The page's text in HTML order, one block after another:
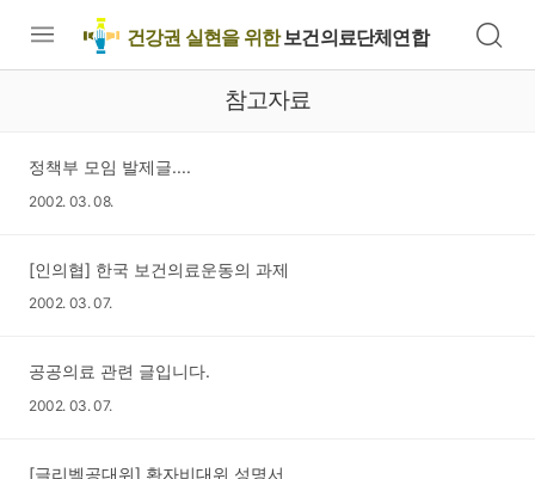
건강권 실현을 위한보건의료단체연합
참고자료
정책부 모임 발제글....
2002. 03. 08.
[인의협] 한국 보건의료운동의 과제
2002. 03. 07.
공공의료 관련 글입니다.
2002. 03. 07.
[글리벡공대위] 환자비대위 성명서